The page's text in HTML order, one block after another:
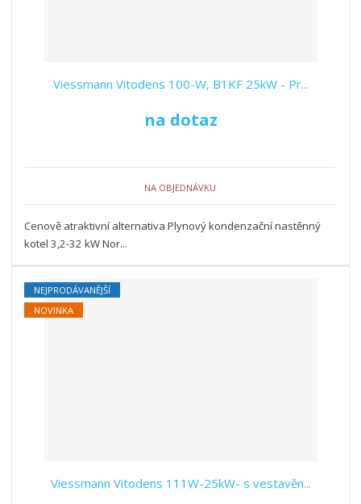
Viessmann Vitodens 100-W, B1KF 25kW - Pr...
na dotaz
NA OBJEDNÁVKU
Cenově atraktivní alternativa Plynový kondenzační nastěnný
kotel 3,2-32 kW Nor...
NEJPRODÁVANĚJŠÍ
NOVINKA
Viessmann Vitodens 111W-25kW- s vestavěn...